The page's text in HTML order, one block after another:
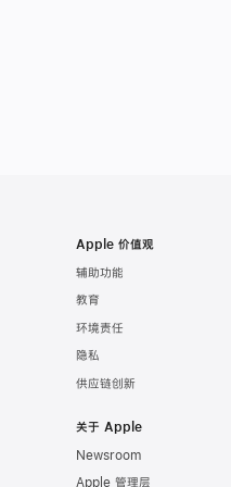
Apple 价值观
辅助功能
教育
环境责任
隐私
供应链创新
关于 Apple
Newsroom
Apple 管理层